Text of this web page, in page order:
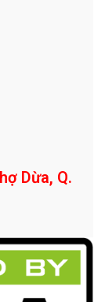
Dừa, Q.